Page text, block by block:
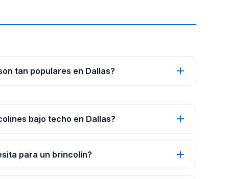
tan populares en Dallas?
bajo techo en Dallas?
para un brincolín?